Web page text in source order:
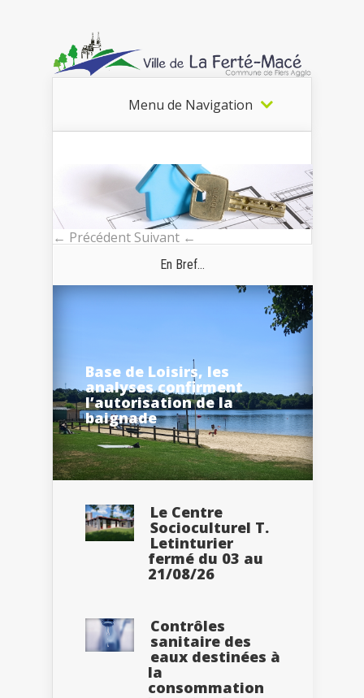
Menu de Navigation
← Précédent Suivant ←
En Bref...
Base de Loisirs, les
analyses confirment
l’autorisation de la
baignade
Le Centre
Socioculturel T.
Letinturier
fermé du 03 au
21/08/26
Contrôles
sanitaire des
eaux destinées à
la
consommation